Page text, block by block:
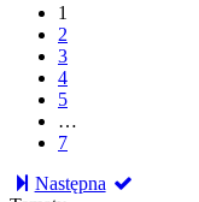
1
2
3
4
5
…
7
Następna